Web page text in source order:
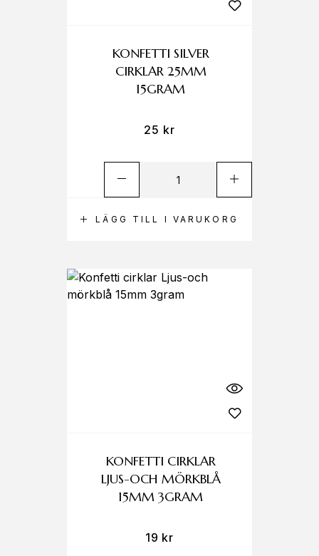
LÄGG TILL I VARUKORG
KONFETTI SILVER
CIRKLAR 25MM
15GRAM
25 kr
KONFETTI CIRKLAR
LJUS-OCH MÖRKBLÅ
15MM 3GRAM
19 kr